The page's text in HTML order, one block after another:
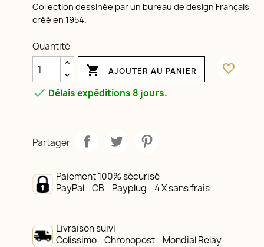
Collection dessinée par un bureau de design Français
créé en 1954.
Quantité
 AJOUTER AU PANIER
favorite_border
 Délais expéditions 8 jours.
Partager
Paiement 100% sécurisé
PayPal - CB - Payplug - 4 X sans frais
Livraison suivi
Colissimo - Chronopost - Mondial Relay